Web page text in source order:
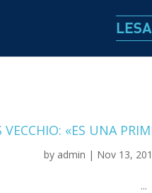
VECCHIO: «ES UNA
by admin | Nov 13,
...